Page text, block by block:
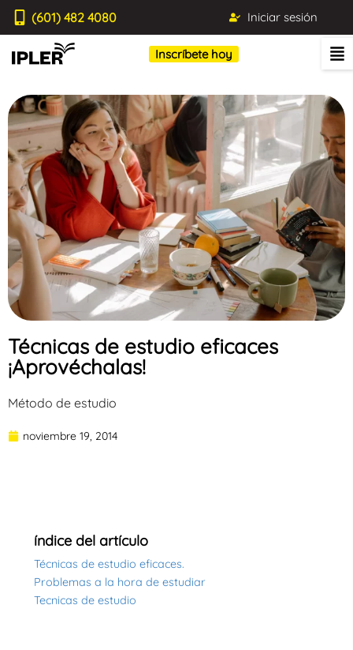
(601) 482 4080 Iniciar sesión
Inscríbete hoy
Técnicas de estudio eficaces
¡Aprovéchalas!
Método de estudio
noviembre 19, 2014
índice del artículo
Técnicas de estudio eficaces.
Problemas a la hora de estudiar
Tecnicas de estudio